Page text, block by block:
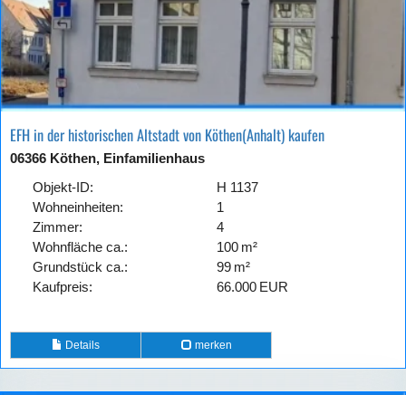
EFH in der historischen Altstadt von Köthen(Anhalt) kaufen
06366 Köthen, Einfamilienhaus
Objekt-ID:
H 1137
Wohneinheiten:
1
Zimmer:
4
Wohnfläche ca.:
100 m²
Grund­stück ca.:
99 m²
Kaufpreis:
66.000 EUR
Details merken